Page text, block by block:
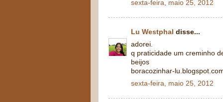
sexta-feira, maio 25, 2012
Lu Westphal disse...
adorei.
q praticidade um creminho
beijos
boracozinhar-
sexta-feira, maio 25, 2012